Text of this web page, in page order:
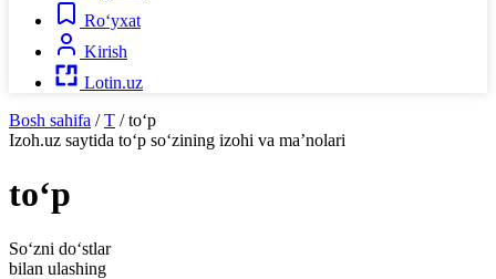
Ro‘yxat
Kirish
Lotin.uz
Bosh sahifa / T / to‘p
Izoh.uz saytida to‘p so‘zining izohi va ma’nolari
to‘p
So‘zni do‘stlar
bilan ulashing